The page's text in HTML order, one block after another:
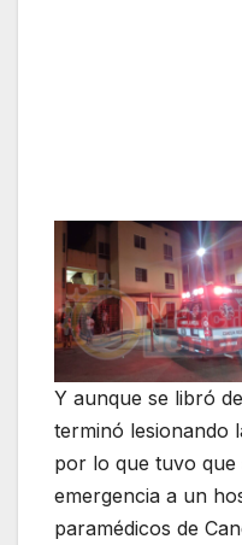
Y aunque se libró
terminó lesionando
por lo que tuvo que
emergencia a un
paramédicos de